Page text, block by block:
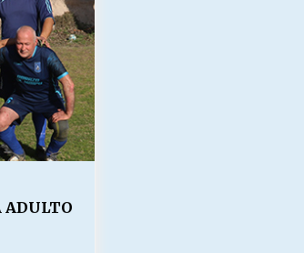
25/06/2026
MUNICIPALIDADES, HONORARIOS,
DESPIDOS
28/05/2026
¿Asesores con doble sueldo?
ADULTO